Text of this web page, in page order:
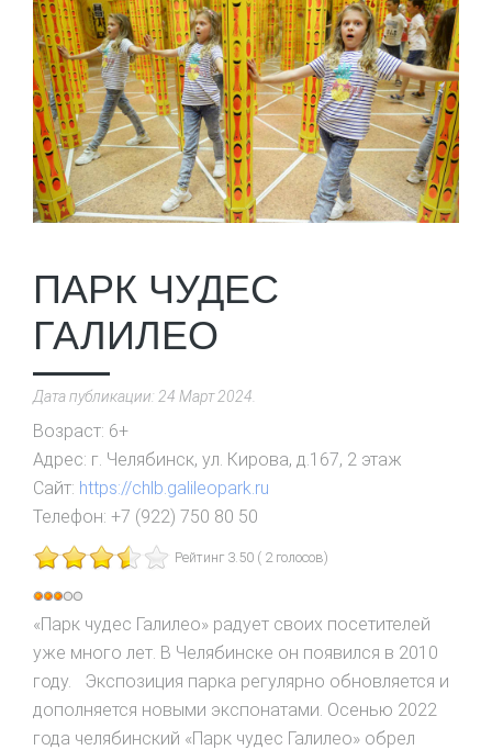
ПАРК ЧУДЕС
ГАЛИЛЕО
Дата публикации: 24 Март 2024
Возраст: 6+
Адрес: г. Челябинск, ул. Кирова, д.167, 2 этаж
Сайт: https://chlb.galileopark.ru
Телефон: +7 (922) 750 80 50
Рейтинг 3.50 ( 2 голосов)
Рейтинг:
3/5
«Парк чудес Галилео» радует своих посетителей
уже много лет. В Челябинске он появился в 2010
году. Экспозиция парка регулярно обновляется и
дополняется новыми экспонатами. Осенью 2022
года челябинский «Парк чудес Галилео» обрел